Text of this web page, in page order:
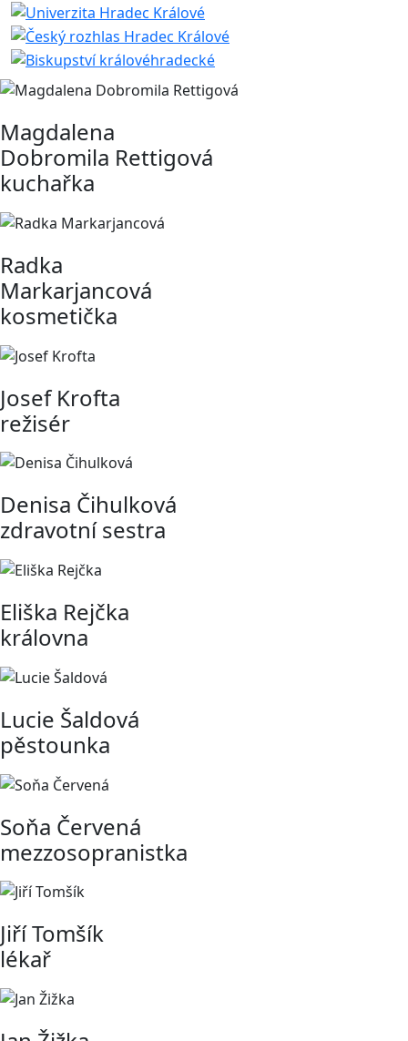
Magdalena
Dobromila Rettigová
kuchařka
Radka
Markarjancová
kosmetička
Josef Krofta
režisér
Denisa Čihulková
zdravotní sestra
Eliška Rejčka
královna
Lucie Šaldová
pěstounka
Soňa Červená
mezzosopranistka
Jiří Tomšík
lékař